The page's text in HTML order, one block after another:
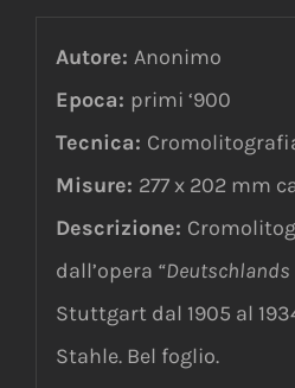
Autore: Anonimo
Epoca: primi ‘900
Tecnica:
Misure: 277 x 202 mm
Descrizione:
dall’opera “Deutschlands
Stuttgart dal 1905 al
Stahle. Bel foglio.